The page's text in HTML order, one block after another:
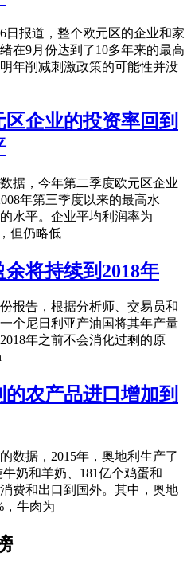
日报道，整个欧元区的企业和家
在9月份达到了10多年来的最高
年削减刺激政策的可能性并没
企业的投资率回到
据，今年第二季度欧元区企业
年第三季度以来的最高水
水平。企业平均利润率为
但仍略低
将持续到2018年
报告，根据分析师、交易员和
个尼日利亚产油国将其年产量
年之前不会消化过剩的原
的农产品进口增加到
数据，2015年，奥地利生产了
奶和羊奶、181亿个鸡蛋和
费和出口到国外。其中，奥地
，牛肉为